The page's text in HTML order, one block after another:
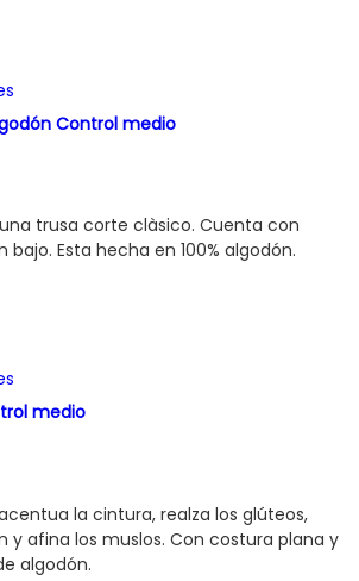
tiene
opciones
se
de
producto
Control medio
trusa corte clàsico. Cuenta con
Esta hecha en 100% algodón.
tiene
opciones
se
pueden
medio
la cintura, realza los glúteos,
y afina los muslos. Con costura plana y
algodón.